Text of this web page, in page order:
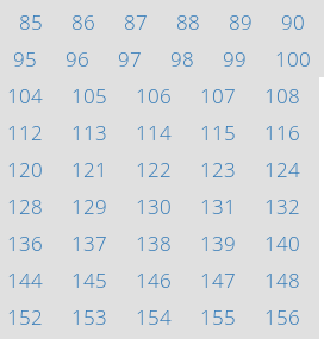
85 86 87 88 89
90
95 96 97 98 99
100
104 105 106 107
108
112 113 114 115
116
120 121 122 123
124
128 129 130 131
132
136 137 138 139
140
144 145 146 147
148
152 153 154 155
156